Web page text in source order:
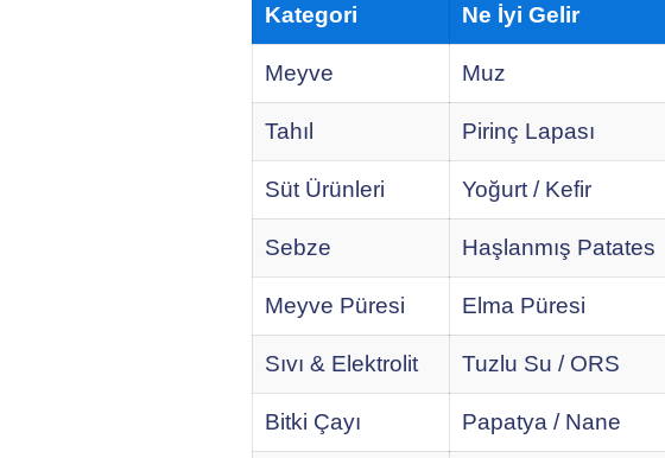
Kategori Ne İyi Gelir
Meyve Muz
Tahıl Pirinç Lapası
Süt Ürünleri Yoğurt / Kefir
Sebze Haşlanmış Patates
Meyve Püresi Elma Püresi
Sıvı & Elektrolit Tuzlu Su / ORS
Bitki Çayı Papatya / Nane